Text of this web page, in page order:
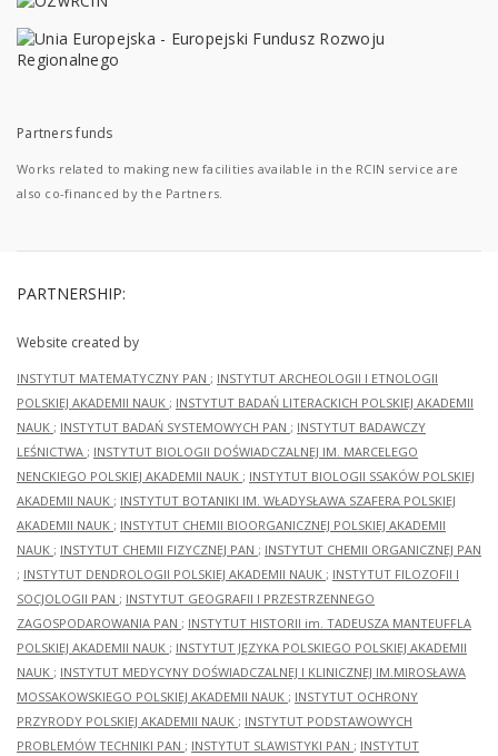
Partners funds
Works related to making new facilities available in the RCIN service are
also co-financed by the Partners.
PARTNERSHIP:
Website created by
INSTYTUT MATEMATYCZNY PAN ; INSTYTUT ARCHEOLOGII I ETNOLOGII
POLSKIEJ AKADEMII NAUK ; INSTYTUT BADAŃ LITERACKICH POLSKIEJ AKADEMII
NAUK ; INSTYTUT BADAŃ SYSTEMOWYCH PAN ; INSTYTUT BADAWCZY
LEŚNICTWA ; INSTYTUT BIOLOGII DOŚWIADCZALNEJ IM. MARCELEGO
NENCKIEGO POLSKIEJ AKADEMII NAUK ; INSTYTUT BIOLOGII SSAKÓW POLSKIEJ
AKADEMII NAUK ; INSTYTUT BOTANIKI IM. WŁADYSŁAWA SZAFERA POLSKIEJ
AKADEMII NAUK ; INSTYTUT CHEMII BIOORGANICZNEJ POLSKIEJ AKADEMII
NAUK ; INSTYTUT CHEMII FIZYCZNEJ PAN ; INSTYTUT CHEMII ORGANICZNEJ PAN
; INSTYTUT DENDROLOGII POLSKIEJ AKADEMII NAUK ; INSTYTUT FILOZOFII I
SOCJOLOGII PAN ; INSTYTUT GEOGRAFII I PRZESTRZENNEGO
ZAGOSPODAROWANIA PAN ; INSTYTUT HISTORII im. TADEUSZA MANTEUFFLA
POLSKIEJ AKADEMII NAUK ; INSTYTUT JĘZYKA POLSKIEGO POLSKIEJ AKADEMII
NAUK ; INSTYTUT MEDYCYNY DOŚWIADCZALNEJ I KLINICZNEJ IM.MIROSŁAWA
MOSSAKOWSKIEGO POLSKIEJ AKADEMII NAUK ; INSTYTUT OCHRONY
PRZYRODY POLSKIEJ AKADEMII NAUK ; INSTYTUT PODSTAWOWYCH
PROBLEMÓW TECHNIKI PAN ; INSTYTUT SLAWISTYKI PAN ; INSTYTUT